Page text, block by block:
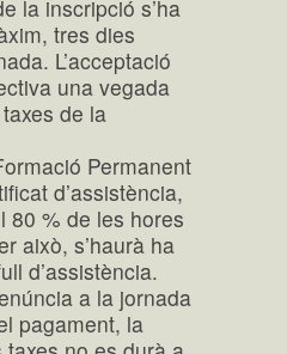
la inscripció s’ha
tres dies
L’acceptació
una vegada
de la
Permanent
d’assistència,
80 % de les hores
això, s’haurà ha
d’assistència.
a la jornada
pagament, la